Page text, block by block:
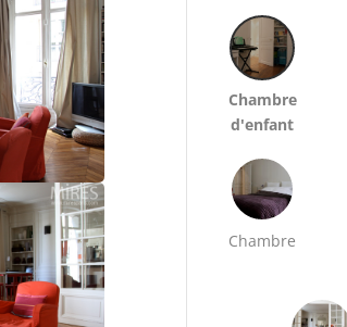
Chambre
d'enfant
Chambre